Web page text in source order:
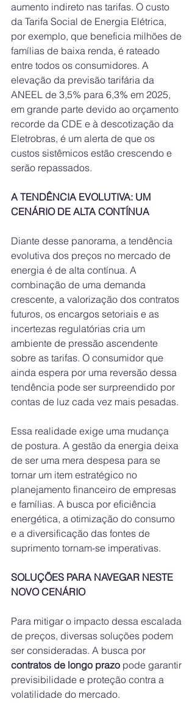
aumento indireto nas tarifas. O custo
da Tarifa Social de Energia Elétrica,
por exemplo, que beneficia milhões de
famílias de baixa renda, é rateado
entre todos os consumidores. A
elevação da previsão tarifária da
ANEEL de 3,5% para 6,3% em 2025,
em grande parte devido ao orçamento
recorde da CDE e à descotização da
Eletrobras, é um alerta de que os
custos sistêmicos estão crescendo e
serão repassados.
A TENDÊNCIA EVOLUTIVA: UM
CENÁRIO DE ALTA CONTÍNUA
Diante desse panorama, a tendência
evolutiva dos preços no mercado de
energia é de alta contínua. A
combinação de uma demanda
crescente, a valorização dos contratos
futuros, os encargos setoriais e as
incertezas regulatórias cria um
ambiente de pressão ascendente
sobre as tarifas. O consumidor que
ainda espera por uma reversão dessa
tendência pode ser surpreendido por
contas de luz cada vez mais pesadas.
Essa realidade exige uma mudança
de postura. A gestão da energia deixa
de ser uma mera despesa para se
tornar um item estratégico no
planejamento financeiro de empresas
e famílias. A busca por eficiência
energética, a otimização do consumo
e a diversificação das fontes de
suprimento tornam-se imperativas.
SOLUÇÕES PARA NAVEGAR NESTE
NOVO CENÁRIO
Para mitigar o impacto dessa escalada
de preços, diversas soluções podem
ser consideradas. A busca por
contratos de longo prazo pode garantir
previsibilidade e proteção contra a
volatilidade do mercado.